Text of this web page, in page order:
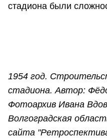
стадиона были
1954 год.
стадиона. Автор:
Фотоархив Ивана
Волгоградская
сайта